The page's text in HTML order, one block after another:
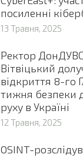
посиленні
13 Травня, 2025
Ректор ДонДУВС
Вітвіцький
відкриття 8-го
тижня безпеки
руху в Україні
12 Травня, 2025
OSINT-